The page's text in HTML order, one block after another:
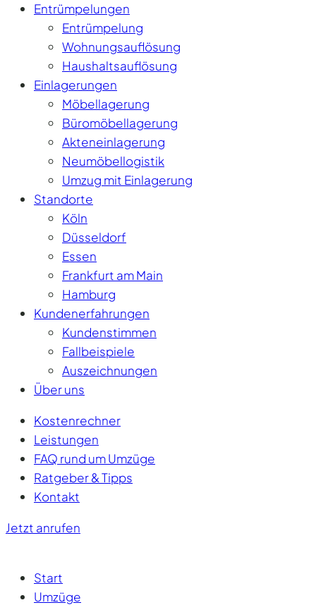
Entrümpelungen
Entrümpelung
Wohnungsauflösung
Haushaltsauflösung
Einlagerungen
Möbellagerung
Büromöbellagerung
Akteneinlagerung
Neumöbellogistik
Umzug mit Einlagerung
Standorte
Köln
Düsseldorf
Essen
Frankfurt am Main
Hamburg
Kundenerfahrungen
Kundenstimmen
Fallbeispiele
Auszeichnungen
Über uns
Kostenrechner
Leistungen
FAQ rund um Umzüge
Ratgeber & Tipps
Kontakt
Jetzt anrufen
Start
Umzüge